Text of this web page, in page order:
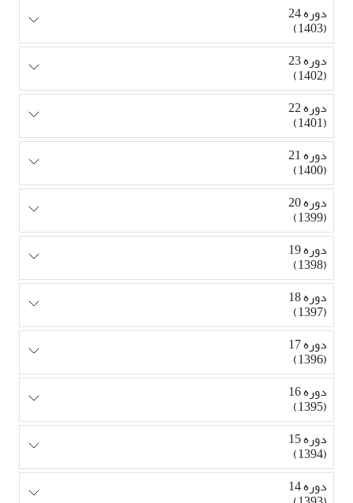
دوره 24
(1403)
دوره 23
(1402)
دوره 22
(1401)
دوره 21
(1400)
دوره 20
(1399)
دوره 19
(1398)
دوره 18
(1397)
دوره 17
(1396)
دوره 16
(1395)
دوره 15
(1394)
دوره 14